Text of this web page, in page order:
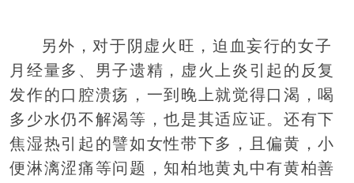
另外，对于阴虚火旺，迫血妄行的女子
月经量多、男子遗精，虚火上炎引起的反复
发作的口腔溃疡，一到晚上就觉得口渴，喝
多少水仍不解渴等，也是其适应证。还有下
焦湿热引起的譬如女性带下多，且偏黄，小
便淋漓涩痛等问题，知柏地黄丸中有黄柏善